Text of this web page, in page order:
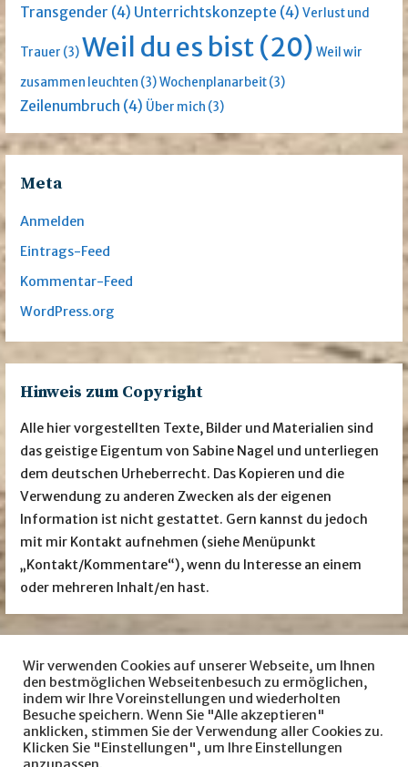
Transgender (4) Unterrichtskonzepte (4) Verlust und
Trauer (3)Weil du es bist(20) Weil wir
zusammen leuchten (3)Wochenplanarbeit(3)
Zeilenumbruch (4) Über mich (3)
Meta
Anmelden
Eintrags-Feed
Kommentar-Feed
WordPress.org
Hinweis zum Copyright
Alle hier vorgestellten Texte, Bilder und Materialien sind
das geistige Eigentum von Sabine Nagel und unterliegen
dem deutschen Urheberrecht. Das Kopieren und die
Verwendung zu anderen Zwecken als der eigenen
Information ist nicht gestattet. Gern kannst du jedoch
mit mir Kontakt aufnehmen (siehe Menüpunkt
„Kontakt/Kommentare“), wenn du Interesse an einem
oder mehreren Inhalt/en hast.
Besuche mich auch auf … facebook Instagram
LovelyBooks amazon
Wir verwenden Cookies auf unserer Webseite, um Ihnen
den bestmöglichen Webseitenbesuch zu ermöglichen,
indem wir Ihre Voreinstellungen und wiederholten
Besuche speichern. Wenn Sie "Alle akzeptieren"
anklicken, stimmen Sie der Verwendung aller Cookies zu.
Klicken Sie "Einstellungen", um Ihre Einstellungen